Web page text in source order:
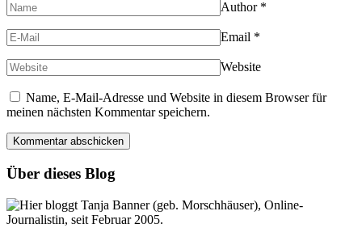
Author *
Email *
Website
Name, E-Mail-Adresse und Website in diesem Browser für
meinen nächsten Kommentar speichern.
Über dieses Blog
Hier bloggt Tanja Banner (geb. Morschhäuser), Online-
Journalistin, seit Februar 2005.